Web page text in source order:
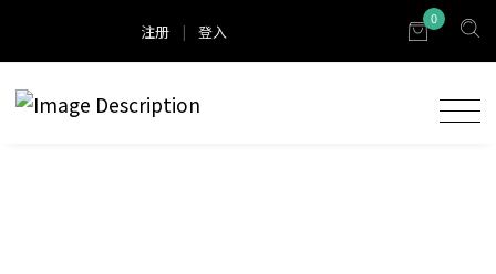
注册 | 登入
0